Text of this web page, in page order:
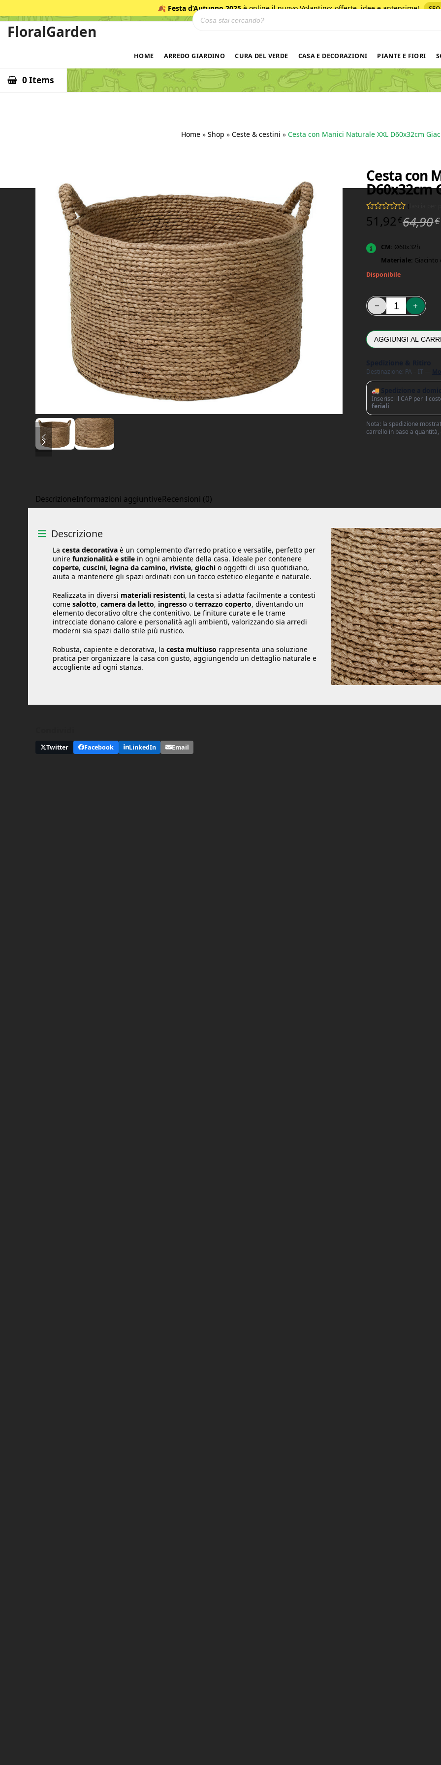
al
contenuto
🍂 Festa d’Autunno 2025è online il nuovo Volantino: offerte, idee e anteprime!
FloralGarden
Ricerca prodotti
HOME ARREDO GIARDINO CURA DEL VERDE CASA E DECORAZIONI PIANTE E FIORI
0 Items
Home» Shop » Ceste & cestini » Cesta con Manici Naturale XXL D60x32cm
diapositiva precedente
diapositiva successiva
Cesta con
D60x32cm
Valutato0 su 5
(
64,90€
51,92 €
CM: Ø60x32h
Materiale: Giacinto
Disponibile
Cesta con Manici
AGGIUNGI AL
Destinazione: PA – IT —
🚚 Spedizione a
Inserisci il CAP per il
feriali
Nota: la spedizione
carrello in base a
DescrizioneInformazioni aggiuntiveRecensioni (0)
Descrizione
La cesta decorativa è un complemento d’arredo pratico e versatile, perfetto per
unire funzionalità e stile in ogni ambiente della casa. Ideale per contenere
coperte, cuscini, legna da camino, riviste, giochi o oggetti di uso quotidiano,
aiuta a mantenere gli spazi ordinati con un tocco estetico elegante e naturale.
Realizzata in diversi materiali resistenti, la cesta si adatta facilmente a contesti
come salotto, camera da letto, ingresso o terrazzo coperto, diventando un
elemento decorativo oltre che contenitivo. Le finiture curate e le trame
intrecciate donano calore e personalità agli ambienti, valorizzando sia arredi
moderni sia spazi dallo stile più rustico.
Robusta, capiente e decorativa, la cesta multiuso rappresenta una soluzione
pratica per organizzare la casa con gusto, aggiungendo un dettaglio naturale e
accogliente ad ogni stanza.
Twitter Facebook LinkedIn Email